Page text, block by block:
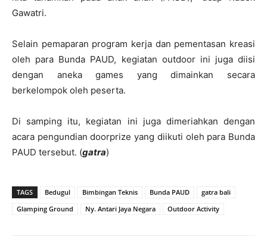
Gawatri.
Selain pemaparan program kerja dan pementasan kreasi
oleh para Bunda PAUD, kegiatan outdoor ini juga diisi
dengan aneka games yang dimainkan secara
berkelompok oleh peserta.
Di samping itu, kegiatan ini juga dimeriahkan dengan
acara pengundian doorprize yang diikuti oleh para Bunda
PAUD tersebut. (gatra)
TAGS Bedugul Bimbingan Teknis Bunda PAUD
gatra bali
Glamping Ground
Ny. Antari Jaya Negara Outdoor Activity